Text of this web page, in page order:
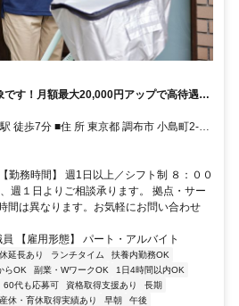
す！月額最大20,000円アップで高待遇！
護を行います！
都 調布市 小島町2-
号 ■アクセス 京王線調布駅 徒歩7分
勤務時間】 週1日以上／シフト制 ８：００
週１日よりご相談承ります。 拠点・サー
間は異なります。お気軽にお問い合わせ
員 【雇用形態】 パート・アルバイト
延長あり ランチタイム
扶養内勤務OK
らOK 副業・WワークOK
1日4時間以内OK
60代も応募可 資格取得支援あり
長期
産休・育休取得実績あり 早朝 午後